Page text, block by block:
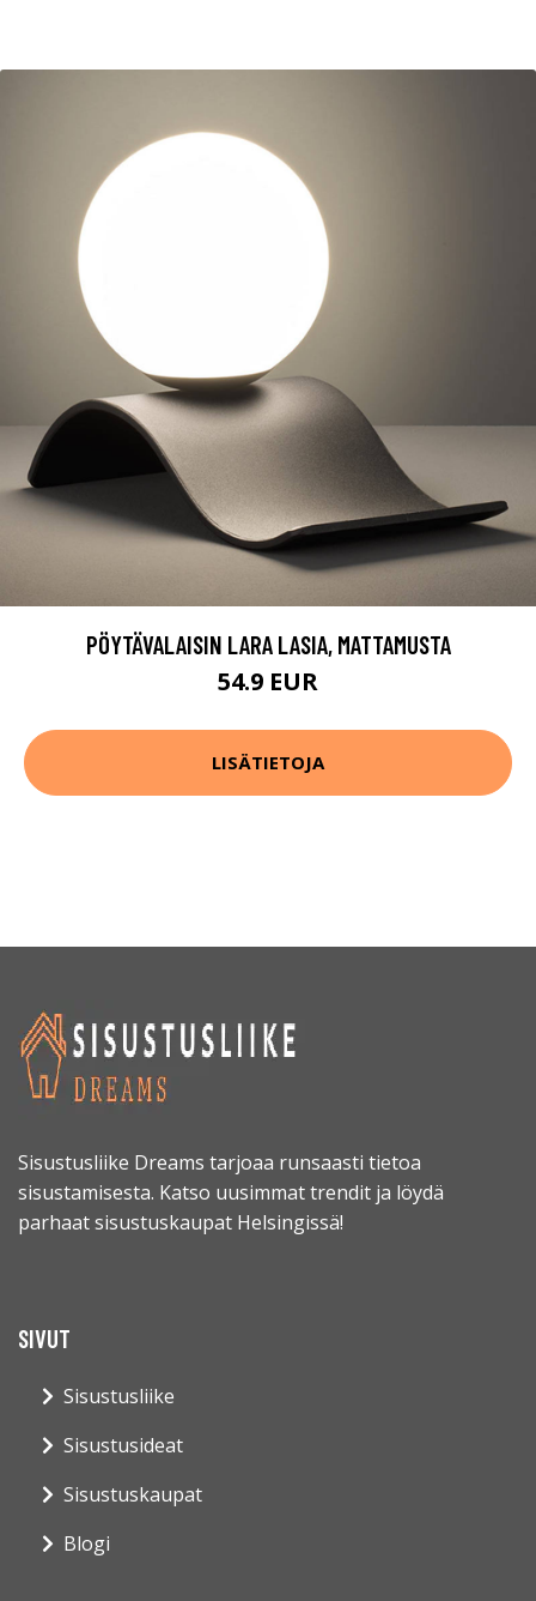
PÖYTÄVALAISIN LARA LASIA, MATTAMUSTA
54.9 EUR
LISÄTIETOJA
Sisustusliike Dreams tarjoaa runsaasti tietoa
sisustamisesta. Katso uusimmat trendit ja löydä
parhaat sisustuskaupat Helsingissä!
SIVUT
Sisustusliike
Sisustusideat
Sisustuskaupat
Blogi